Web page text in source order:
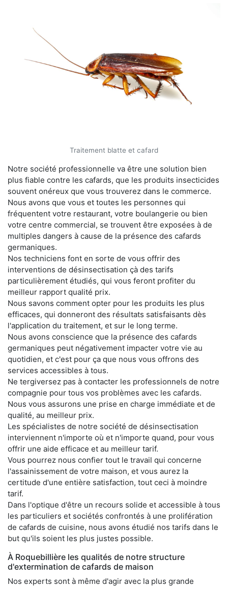
Traitement blatte et cafard
Notre société professionnelle va être une solution bien
plus fiable contre les cafards, que les produits insecticides
souvent onéreux que vous trouverez dans le commerce.
Nous avons que vous et toutes les personnes qui
fréquentent votre restaurant, votre boulangerie ou bien
votre centre commercial, se trouvent être exposées à de
multiples dangers à cause de la présence des cafards
germaniques.
Nos techniciens font en sorte de vous offrir des
interventions de désinsectisation çà des tarifs
particulièrement étudiés, qui vous feront profiter du
meilleur rapport qualité prix.
Nous savons comment opter pour les produits les plus
efficaces, qui donneront des résultats satisfaisants dès
l'application du traitement, et sur le long terme.
Nous avons conscience que la présence des cafards
germaniques peut négativement impacter votre vie au
quotidien, et c'est pour ça que nous vous offrons des
services accessibles à tous.
Ne tergiversez pas à contacter les professionnels de notre
compagnie pour tous vos problèmes avec les cafards.
Nous vous assurons une prise en charge immédiate et de
qualité, au meilleur prix.
Les spécialistes de notre société de désinsectisation
interviennent n'importe où et n'importe quand, pour vous
offrir une aide efficace et au meilleur tarif.
Vous pourrez nous confier tout le travail qui concerne
l'assainissement de votre maison, et vous aurez la
certitude d'une entière satisfaction, tout ceci à moindre
tarif.
Dans l'optique d'être un recours solide et accessible à tous
les particuliers et sociétés confrontés à une prolifération
de cafards de cuisine, nous avons étudié nos tarifs dans le
but qu'ils soient les plus justes possible.
À Roquebillière les qualités de notre structure
d'extermination de cafards de maison
Nos experts sont à même d'agir avec la plus grande